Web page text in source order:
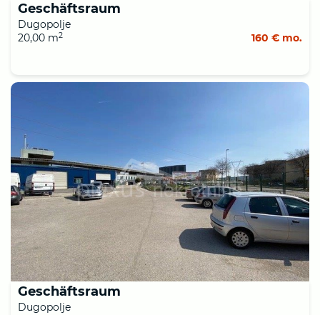
Geschäftsraum
Dugopolje
20,00 m2 160 € mo.
Geschäftsraum
Dugopolje